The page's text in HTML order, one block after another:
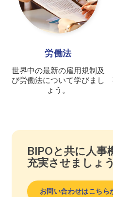
労働法
世界中の最新の雇用規制及
び労働法について学びまし
ょう。
BIPOと共に人事
充実させましょう
お問い合わせはこちら